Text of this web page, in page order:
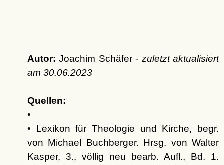
Autor: Joachim Schäfer - zuletzt aktualisiert
am 30.06.2023
Quellen:
•
• Lexikon für Theologie und Kirche, begr.
von Michael Buchberger. Hrsg. von Walter
Kasper, 3., völlig neu bearb. Aufl., Bd. 1.